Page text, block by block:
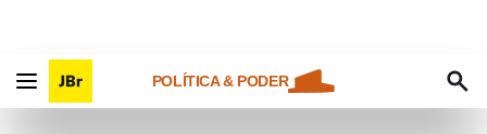
POLÍTICA & PODER